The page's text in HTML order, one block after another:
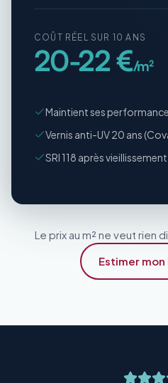
COÛT RÉEL SUR 10 ANS
20-22 €/m²
Maintient ses
Vernis anti-UV 20 ans
SRI 118 après
Le prix au m² ne veut rien
Estimer